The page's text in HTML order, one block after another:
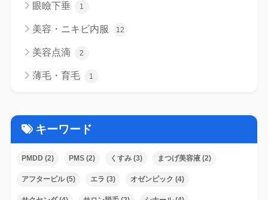
眼瞼下垂 1
美容・ニキビ内服 12
美容点滴 2
薄毛・育毛 1
キーワード
PMDD (2) PMS(2) くすみ(3) まつげ美容液(2)
アフターピル(5) エラ (3) オゼンピック (4)